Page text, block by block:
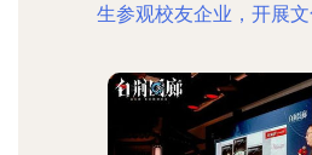
生参观校友企业，开展